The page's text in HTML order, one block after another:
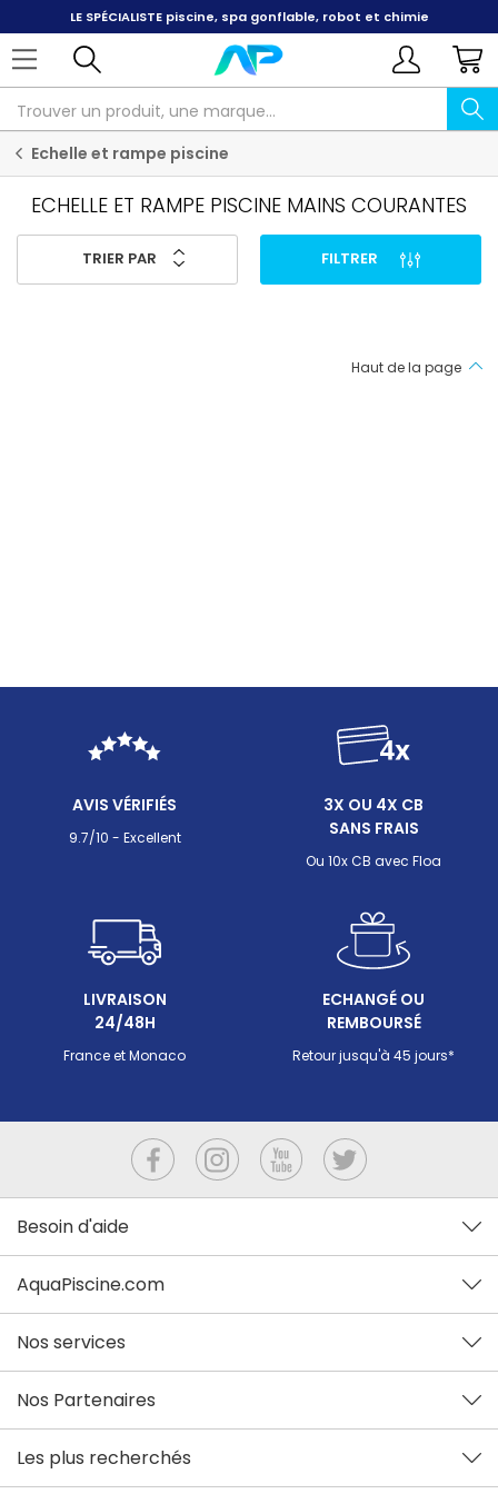
LE SPÉCIALISTEpiscine, spa gonflable, robot et chimie
Echelle et rampe piscine
ECHELLE ET RAMPE PISCINE MAINS COURANTES
TRIER PAR FILTRER
Haut de la page
AVIS VÉRIFIÉS
9.7/10 - Excellent
3X OU 4X CB
SANS FRAIS
Ou 10x CB avec Floa
LIVRAISON
24/48H
France et Monaco
ECHANGÉ OU
REMBOURSÉ
Retour jusqu'à 45 jours*
Besoin d'aide
AquaPiscine.com
Nos services
Nos Partenaires
Les plus recherchés